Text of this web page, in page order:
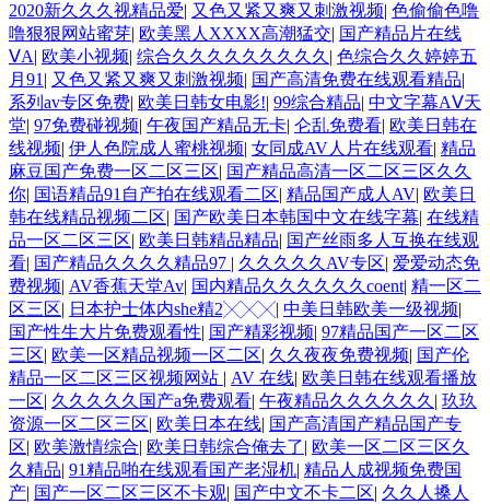
2020新久久久视精品爱| 又色又紧又爽又刺激视频| 色偷偷色噜
噜狠狠网站蜜芽| 欧美黑人XXXX高潮猛交| 国产精品片在线
ⅤA| 欧美小视频| 综合久久久久久久久久久 | 色综合久久婷婷五
月91 | 又色又紧又爽又刺激视频| 国产高清免费在线观看精品|
系列av专区免费| 欧美日韩女电影!| 99综合精品| 中文字幕AⅤ天
堂| 97免费碰视频| 午夜国产精品无卡| 仑乱免费看| 欧美日韩在
线视频| 伊人色院成人蜜桃视频| 女同成AV人片在线观看| 精品
麻豆国产免费一区二区三区| 国产精品高清一区二区三区久久
你| 国语精品91自产拍在线观看二区| 精品国产成人AV| 欧美日
韩在线精品视频二区| 国产欧美日本韩国中文在线字幕| 在线精
品一区二区三区| 欧美日韩精品精品| 国产丝雨多人互换在线观
看| 国产精品久久久久精品97 | 久久久久久AV专区| 爱爱动态免
费视频| AV香蕉天堂Av| 国内精品久久久久久久coent| 精一区二
区三区| 日本护士体内she精2╳╳╳| 中美日韩欧美一级视频|
国产性生大片免费观看性| 国产精彩视频| 97精品国产一区二区
三区| 欧美一区精品视频一区二区| 久久夜夜免费视频| 国产伦
精品一区二区三区视频网站 | AV 在线| 欧美日韩在线观看播放
一区| 久久久久久国产a免费观看| 午夜精品久久久久久久 | 玖玖
资源一区二区三区| 欧美日本在线| 国产高清国产精品国产专
区| 欧美激情综合| 欧美日韩综合俺去了| 欧美一区二区三区久
久精品| 91精品啪在线观看国产老湿机| 精品人成视频免费国
产| 国产一区二区三区不卡观| 国产中文不卡二区| 久久人搡人